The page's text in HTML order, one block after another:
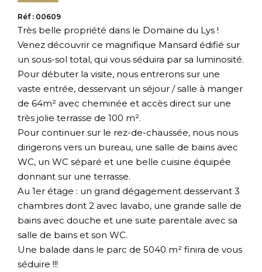
Réf : 00609
Très belle propriété dans le Domaine du Lys !
Venez découvrir ce magnifique Mansard édifié sur
un sous-sol total, qui vous séduira par sa luminosité.
Pour débuter la visite, nous entrerons sur une
vaste entrée, desservant un séjour / salle à manger
de 64m² avec cheminée et accès direct sur une
très jolie terrasse de 100 m².
Pour continuer sur le rez-de-chaussée, nous nous
dirigerons vers un bureau, une salle de bains avec
WC, un WC séparé et une belle cuisine équipée
donnant sur une terrasse.
Au 1er étage : un grand dégagement desservant 3
chambres dont 2 avec lavabo, une grande salle de
bains avec douche et une suite parentale avec sa
salle de bains et son WC.
Une balade dans le parc de 5040 m² finira de vous
séduire !!!